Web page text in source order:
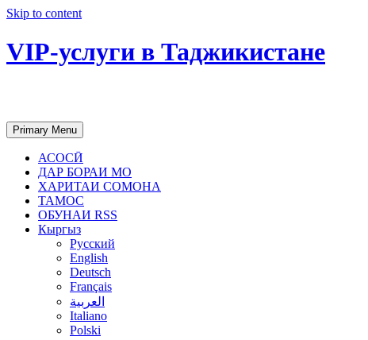
Skip to content
VIP-услуги в Таджикистане
Primary Menu
АСОСӢ
ДАР БОРАИ МО
ХАРИТАИ СОМОНА
ТАМОС
ОБУНАИ RSS
Кыргыз
Русский
English
Deutsch
Français
العربية
Italiano
Polski